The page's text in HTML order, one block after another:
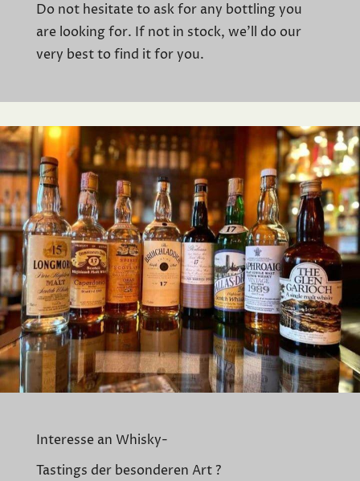
Do not hesitate to ask for any bottling you
are looking for. If not in stock, we'll do our
very best to find it for you.
Interesse an Whisky-
Tastings der besonderen Art ?